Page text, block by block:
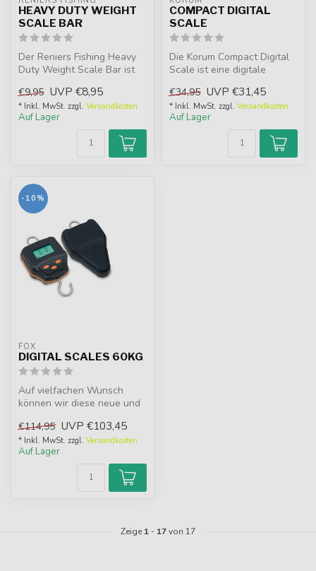
HEAVY DUTY WEIGHT
SCALE BAR
Der Reniers Fishing Heavy
Duty Weight Scale Bar ist
w...
€9,95 UVP €8,95
* Inkl. MwSt. zzgl. Versandkosten
Auf Lager
COMPACT DIGITAL
SCALE
Die Korum Compact Digital
Scale ist eine digitale
mit ein...
€34,95 UVP €31,45
* Inkl. MwSt. zzgl. Versandkosten
Auf Lager
-10%
FOX
DIGITAL SCALES 60KG
Auf vielfachen Wunsch
können wir diese neue und
Hängewaag...
€114,95 UVP €103,45
* Inkl. MwSt. zzgl. Versandkosten
Auf Lager
Zeige 1 - 17von 17